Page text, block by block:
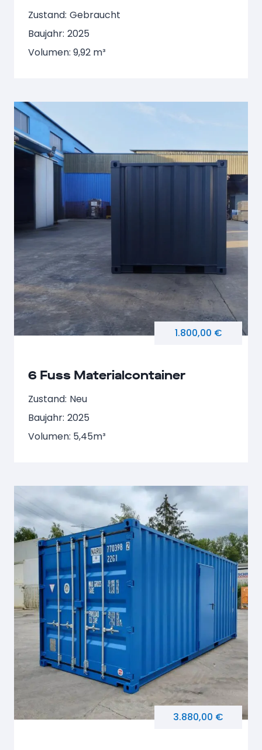
Zustand: Gebraucht
Baujahr: 2025
Volumen: 9,92 m³
6 Fuss Materialcontainer
1.800,00 €
Zustand: Neu
Baujahr: 2025
Volumen: 5,45m³
3.880,00 €